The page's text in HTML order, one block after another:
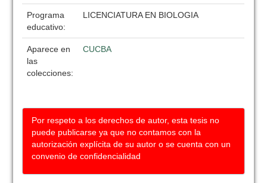
Programa
educativo:
LICENCIATURA EN BIOLOGIA
Aparece en
las
colecciones:
CUCBA
Por respeto a los derechos de autor, esta tesis no
puede publicarse ya que no contamos con la
autorización explícita de su autor o se cuenta con un
convenio de confidencialidad